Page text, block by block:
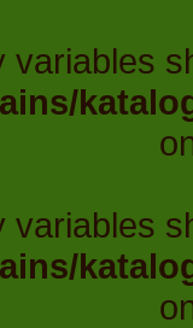
variables
variables